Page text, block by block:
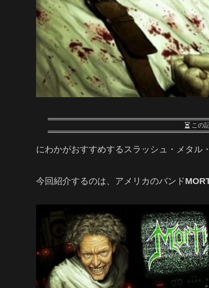
この
にわかがおすすめするスラッシュ・メタル
今回紹介するのは、アメリカのバンド